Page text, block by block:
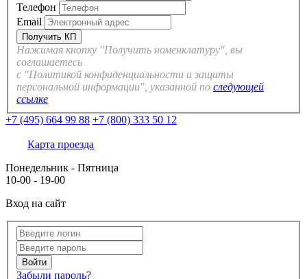
Телефон
Email
Нажимая кнопку "Получить номенклатуру", вы
соглашаетесь
с "Политикой конфиденциальности и защиты
персональной информации", указанной по следующей
ссылке
+7 (495) 664 99 88 +7 (800) 333 50 12
Карта проезда
Понедельник - Пятница
10-00 - 19-00
Вход на сайт
Забыли пароль?